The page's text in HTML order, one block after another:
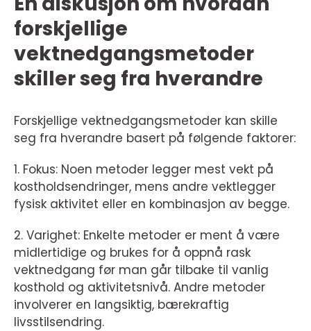
forskjellige
vektnedgangsmetoder
skiller seg fra hverandre
Forskjellige vektnedgangsmetoder kan skille
seg fra hverandre basert på følgende faktorer:
1. Fokus: Noen metoder legger mest vekt på
kostholdsendringer, mens andre vektlegger
fysisk aktivitet eller en kombinasjon av begge.
2. Varighet: Enkelte metoder er ment å være
midlertidige og brukes for å oppnå rask
vektnedgang før man går tilbake til vanlig
kosthold og aktivitetsnivå. Andre metoder
involverer en langsiktig, bærekraftig
livsstilsendring.